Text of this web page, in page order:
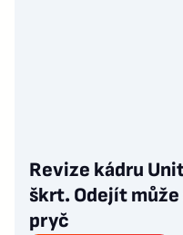
Revize kádru
škrt. Odejít
pryč